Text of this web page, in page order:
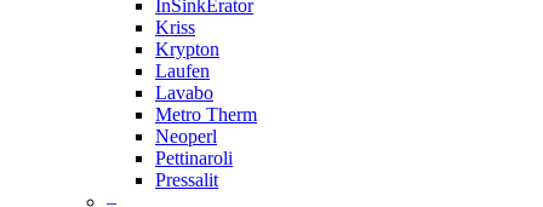
InSinkErator
Kriss
Krypton
Laufen
Lavabo
Metro Therm
Neoperl
Pettinaroli
Pressalit
–